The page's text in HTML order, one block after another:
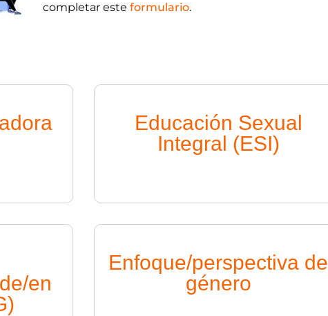
completar este formulario.
Educación Sexual
Integral (ESI)
en
Enfoque/perspectiva de
género